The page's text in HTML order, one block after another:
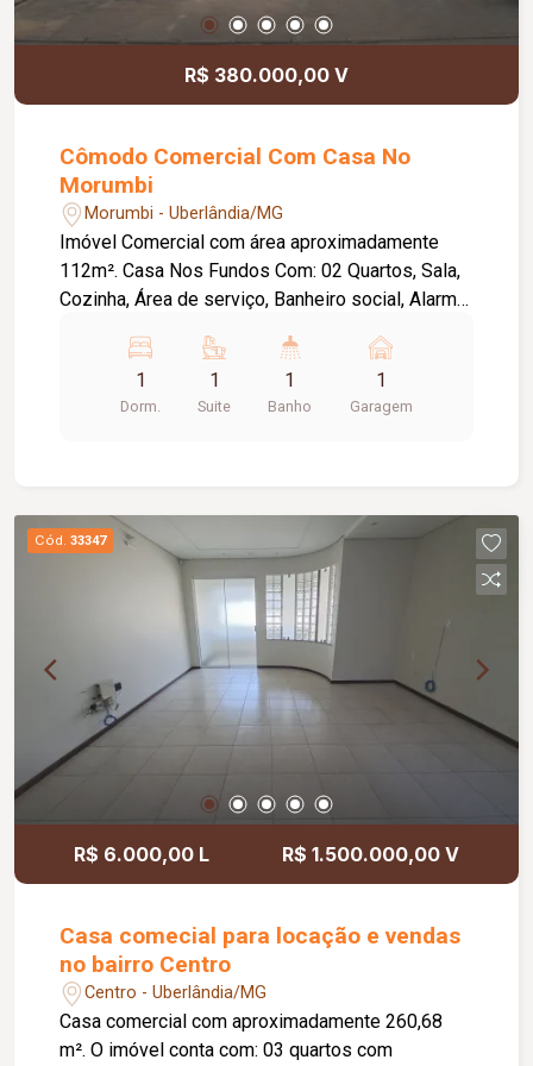
R$ 380.000,00 V
Cômodo Comercial Com Casa No
Morumbi
Morumbi - Uberlândia/MG
Imóvel Comercial com área aproximadamente
112m². Casa Nos Fundos Com: 02 Quartos, Sala,
Cozinha, Área de serviço, Banheiro social, Alarme,
1
Dorm.
1
Suite
1
Banho
1
Garagem
Cód. 33347
R$ 6.000,00 L R$ 1.500.000,00 V
Casa comecial para locação e vendas
no bairro Centro
Centro - Uberlândia/MG
Casa comercial com aproximadamente 260,68
m². O imóvel conta com: 03 quartos com